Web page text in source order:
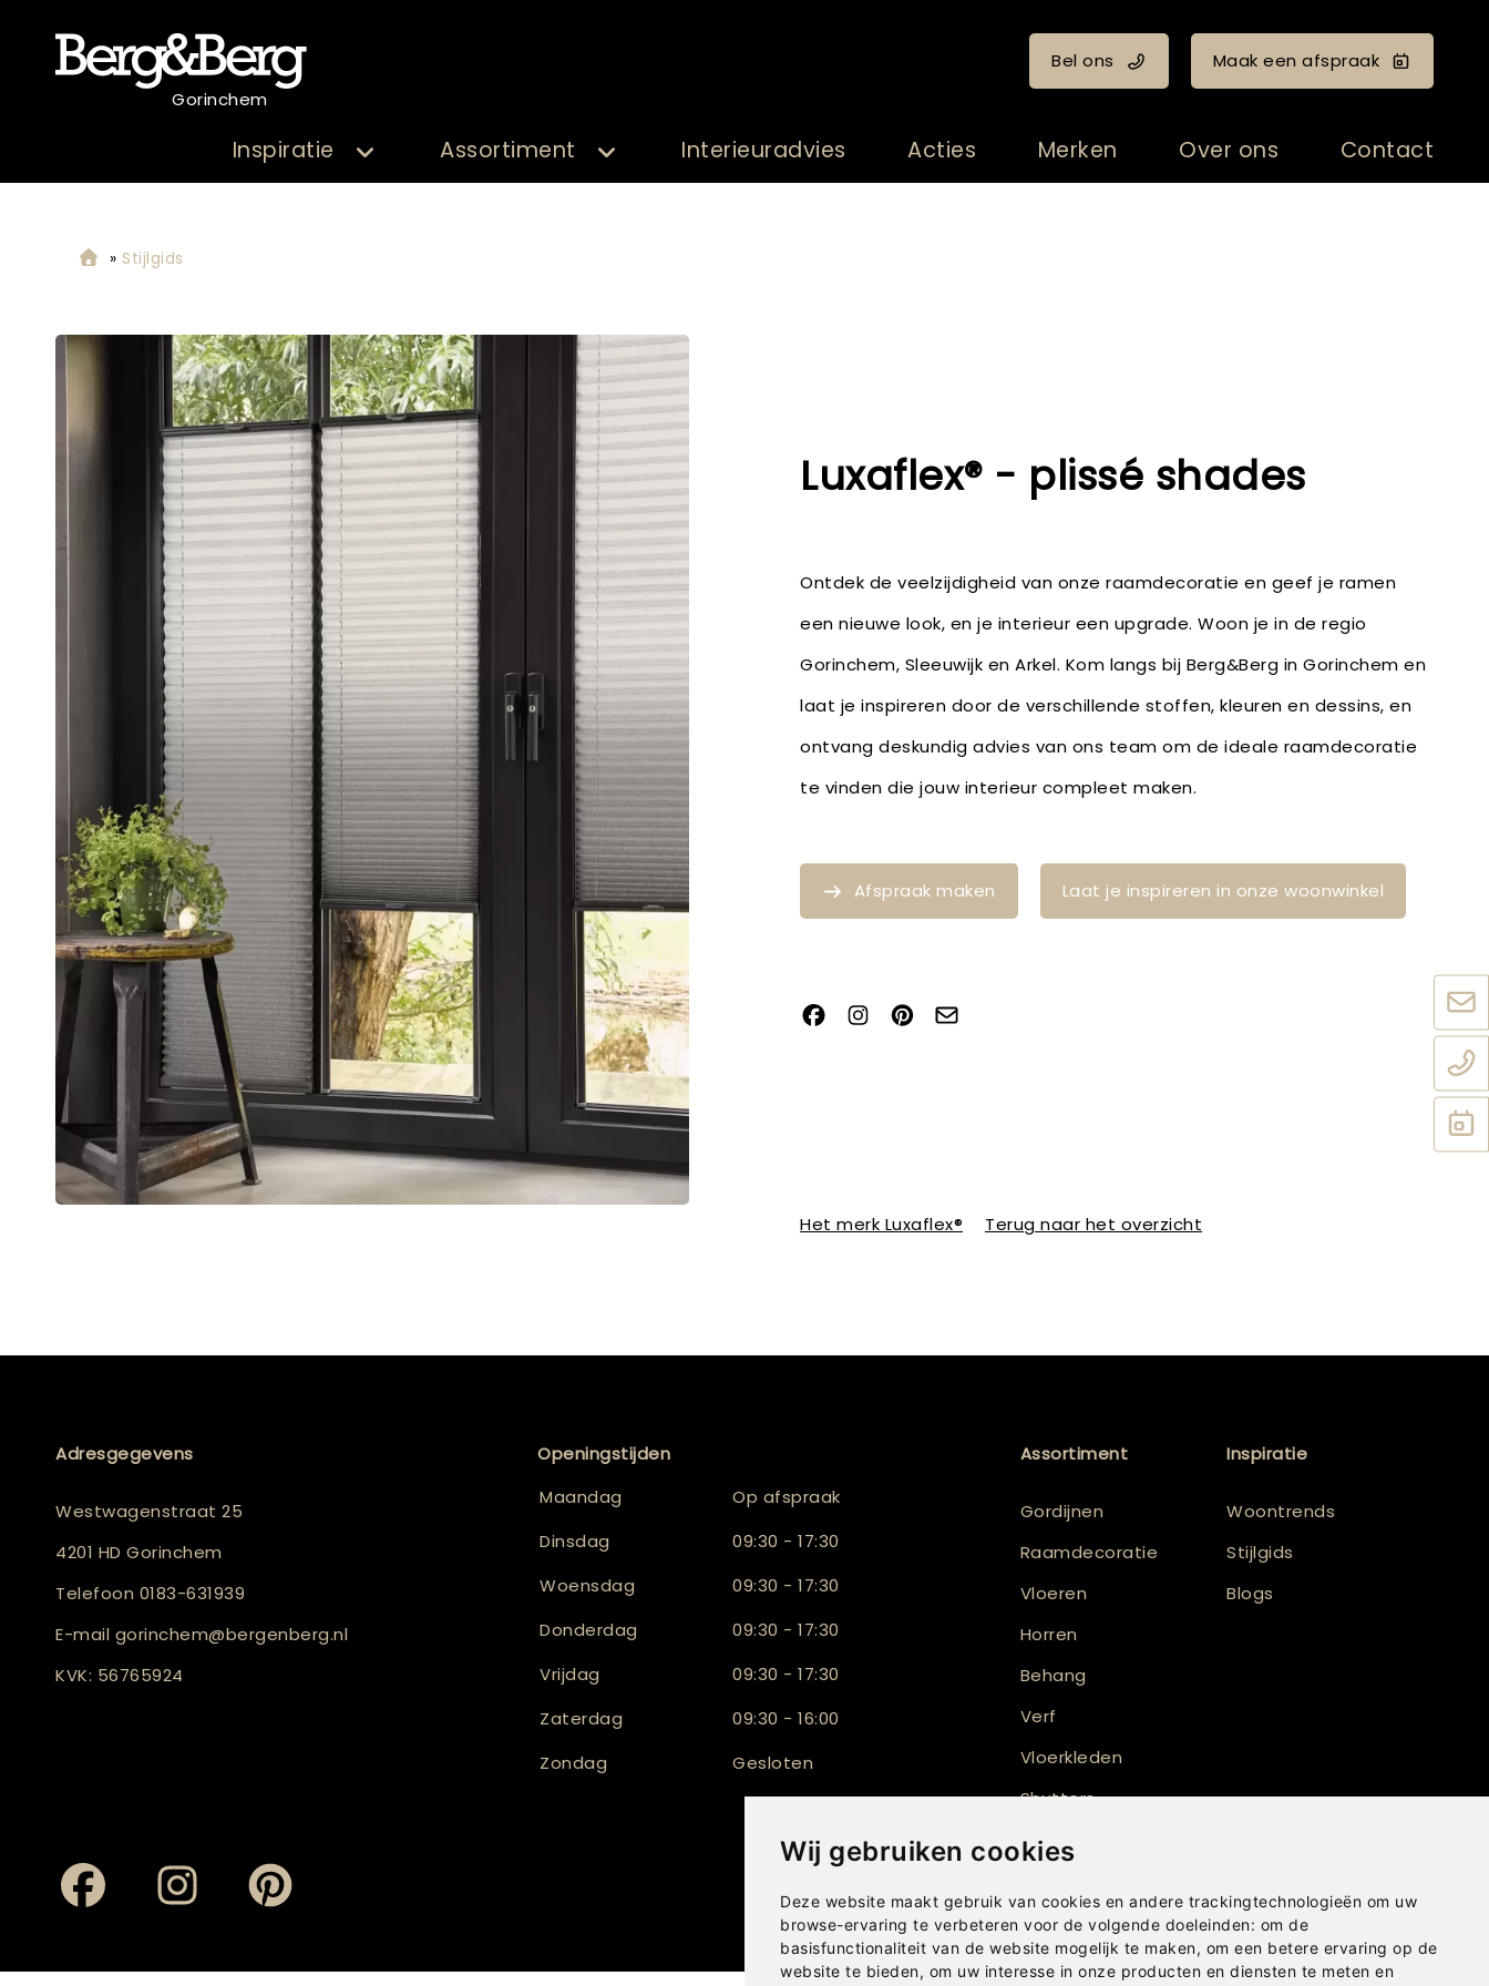
Wij gebruiken cookies
Deze website maakt gebruik van cookies en andere trackingtechnologieën om uw
browse-ervaring te verbeteren voor de volgende doeleinden: om de
basisfunctionaliteit van de website mogelijk te maken, om een betere ervaring op de
website te bieden, om uw interesse in onze producten en diensten te meten en
Gorinchem
Bel ons Maak een afspraak
Inspiratie Assortiment Interieuradvies Acties Merken Over ons Contact
» Stijlgids
Luxaflex® - plissé shades
Ontdek de veelzijdigheid van onze raamdecoratie en geef je ramen
een nieuwe look, en je interieur een upgrade. Woon je in de regio
Gorinchem, Sleeuwijk en Arkel. Kom langs bij Berg&Berg in Gorinchem en
laat je inspireren door de verschillende stoffen, kleuren en dessins, en
ontvang deskundig advies van ons team om de ideale raamdecoratie
te vinden die jouw interieur compleet maken.
Afspraak maken Laat je inspireren in onze woonwinkel
Het merk Luxaflex® Terug naar het overzicht
Adresgegevens
Westwagenstraat 25
4201 HD Gorinchem
Telefoon 0183-631939
E-mail gorinchem@bergenberg.nl
KVK: 56765924
Openingstijden
Maandag
Op afspraak
Dinsdag
09:30 - 17:30
Woensdag
09:30 - 17:30
Donderdag
09:30 - 17:30
Vrijdag
09:30 - 17:30
Zaterdag
09:30 - 16:00
Zondag
Gesloten
Assortiment
Gordijnen
Raamdecoratie
Vloeren
Horren
Behang
Verf
Vloerkleden
Shutters
Inspiratie
Woontrends
Stijlgids
Blogs